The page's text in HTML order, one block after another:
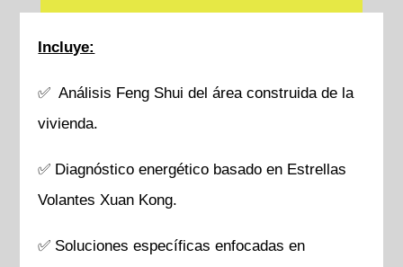
Incluye:
✅ Análisis Feng Shui del área construida de la
vivienda.
✅ Diagnóstico energético basado en Estrellas
Volantes Xuan Kong.
✅ Soluciones específicas enfocadas en